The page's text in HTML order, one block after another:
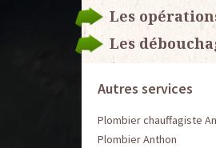
Les
Les
Autres services
Plombier chauffagiste
Plombier Anthon